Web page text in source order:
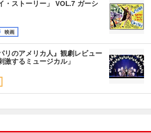
・ストーリー」 VOL.7 ガーシ
映画
リのアメリカ人』観劇レビュー
激するミュージカル」